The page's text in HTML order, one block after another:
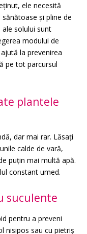
ele necesită
și pline de
solului sunt
modului de
la prevenirea
pe tot parcursul
plantele
dar mai rar. Lăsați
calde de vară,
puțin mai multă apă.
constant umed.
suculente
pentru a preveni
nisipos sau cu pietriș